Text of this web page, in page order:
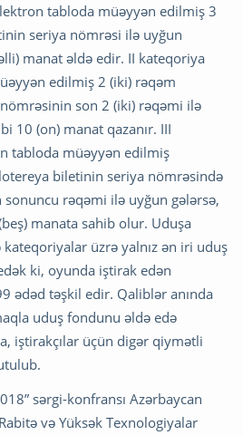
tabloda müəyyən edilmiş 3
seriya nömrəsi ilə uyğun
manat əldə edir. II kateqoriya
edilmiş 2 (iki) rəqəm
son 2 (iki) rəqəmi ilə
10 (on) manat qazanır. III
tabloda müəyyən edilmiş
biletinin seriya nömrəsində
rəqəmi ilə uyğun gələrsə,
manata sahib olur. Uduşa
üzrə yalnız ən iri uduş
ki, oyunda iştirak edən
ədəd təşkil edir. Qaliblər anında
uduş fondunu əldə edə
iştirakçılar üçün digər qiymətli
sərgi-konfransı Azərbaycan
və Yüksək Texnologiyalar